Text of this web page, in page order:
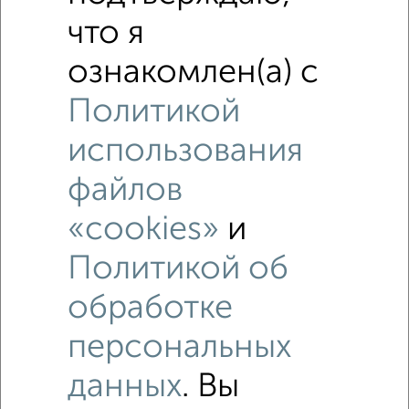
Рядом, с меньшей ценой
Недалеко от Новая 10 с ценой ниже
что я
ознакомлен(а) с
Политикой
использования
файлов
«cookies» и
Политикой об
обработке
персональных
данных. Вы